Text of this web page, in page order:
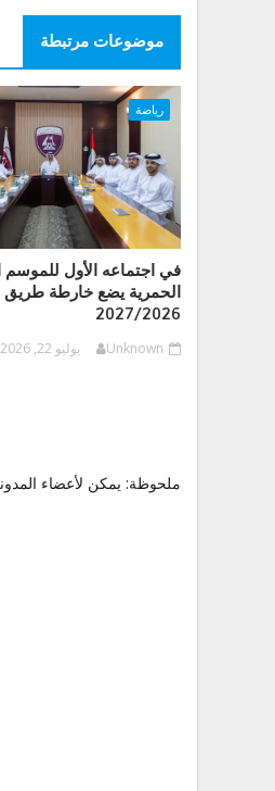
موضوعات مرتبطة
رياضة
في اجتماعه الأول للموسم
الحمرية يضع خارطة
2027/2026
Unknown يوليو 22, 2026
ملحوظة: يمكن لأعضاء